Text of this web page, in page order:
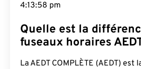
4:13:59 pm
Quelle est la
fuseaux horaires
La AEDT COMPLÈTE (AEDT) est